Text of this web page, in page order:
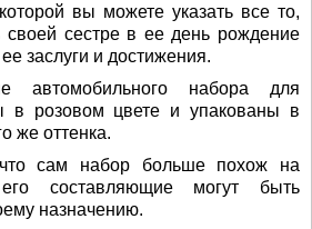
вы можете указать все то,
своей сестре в ее день рождение
заслуги и достижения.
автомобильного набора для
в розовом цвете и упакованы в
же оттенка.
сам набор больше похож на
составляющие могут быть
назначению.